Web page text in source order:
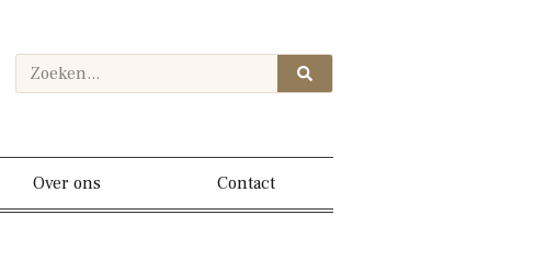
Over ons Contact